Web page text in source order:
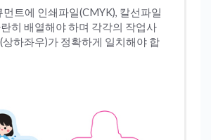
먼트에 인쇄파일(CMYK), 칼선파일
히 배열해야 하며 각각의 작업사
상하좌우)가 정확하게 일치해야 합